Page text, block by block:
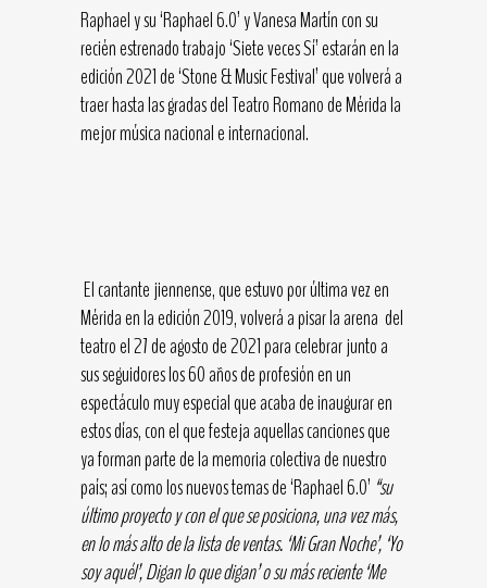
Raphael y su ‘Raphael 6.0’ y Vanesa Martín con su
recién estrenado trabajo ‘Siete veces Sí’ estarán en la
edición 2021 de ‘Stone & Music Festival’ que volverá a
traer hasta las gradas del Teatro Romano de Mérida la
mejor música nacional e internacional.
El cantante jiennense, que estuvo por última vez en
Mérida en la edición 2019, volverá a pisar la arena del
teatro el 27 de agosto de 2021 para celebrar junto a
sus seguidores los 60 años de profesión en un
espectáculo muy especial que acaba de inaugurar en
estos días, con el que festeja aquellas canciones que
ya forman parte de la memoria colectiva de nuestro
país; así como los nuevos temas de ‘Raphael 6.0’ “su
último proyecto y con el que se posiciona, una vez más,
en lo más alto de la lista de ventas. ‘Mi Gran Noche’, ‘Yo
soy aquél’, Digan lo que digan’ o su más reciente ‘Me